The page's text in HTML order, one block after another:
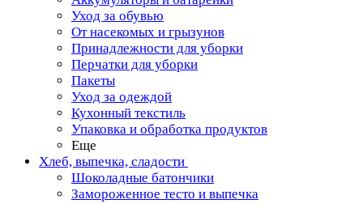
Уход за обувью
От насекомых и грызунов
Принадлежности для уборки
Перчатки для уборки
Пакеты
Уход за одеждой
Кухонный текстиль
Упаковка и обработка продуктов
Еще
Хлеб, выпечка, сладости
Шоколадные батончики
Замороженное тесто и выпечка